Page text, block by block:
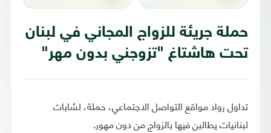
حملة جريئة للزواج المجاني في لبنان
تحت هاشتاغ "تزوجني بدون مهر"
تداول رواد مواقع التواصل الاجتماعي، حملة، لشابات
لبنانيات يطالبن فيها بالزواج من دون مهور.